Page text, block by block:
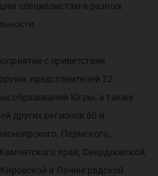
специалистам в разных
с приветствия
представителей 22
образований Югры, а также
других регионов 60-й
Пермского,
края, Свердловской,
и Ленинградской